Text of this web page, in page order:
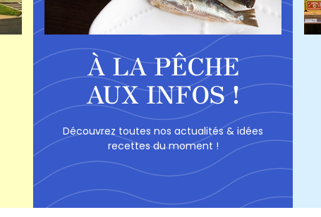
À LA PÊCHE
AUX INFOS !
Découvrez toutes nos actualités & idées
recettes du moment !